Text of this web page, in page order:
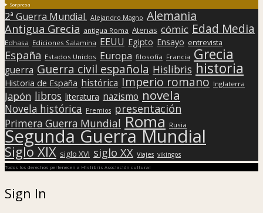
Sorpresa
2ª Guerra Mundial. Alejandro Magno Alemania
Antigua Grecia antigua Roma Atenas cómic Edad Media
Edhasa Ediciones Salamina EEUU Egipto Ensayo entrevista
España Estados Unidos Europa filosofía Francia Grecia
guerra Guerra civil española Hislibris historia
Historia de España histórica Imperio romano Inglaterra
Japón libros literatura nazismo novela
Novela histórica Premios presentación
Primera Guerra Mundial Roma Rusia
Segunda Guerra Mundial
Siglo XIX siglo XVI siglo XX Viajes vikingos
Todos los derechos pertenecen a Hislibris Asociación cultural
Sign In